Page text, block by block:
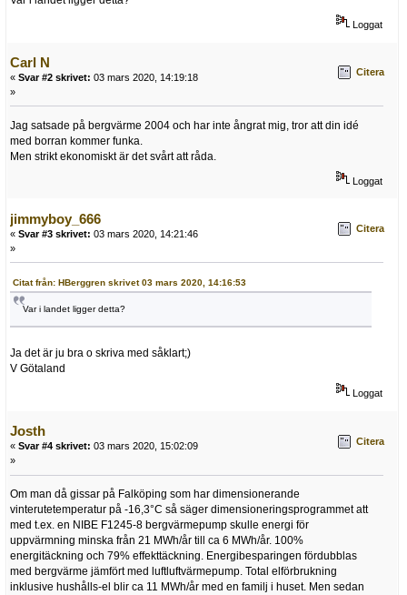
Loggat
Carl N
« Svar #2 skrivet: 03 mars 2020, 14:19:18
»
Citera
Jag satsade på bergvärme 2004 och har inte ångrat mig, tror att din idé
med borran kommer funka.
Men strikt ekonomiskt är det svårt att råda.
Loggat
jimmyboy_666
« Svar #3 skrivet: 03 mars 2020, 14:21:46
»
Citera
Citat från: HBerggren skrivet 03 mars 2020, 14:16:53
Var i landet ligger detta?
Ja det är ju bra o skriva med såklart;)
V Götaland
Loggat
Josth
« Svar #4 skrivet: 03 mars 2020, 15:02:09
»
Citera
Om man då gissar på Falköping som har dimensionerande
vinterutetemperatur på -16,3°C så säger dimensioneringsprogrammet att
med t.ex. en NIBE F1245-8 bergvärmepump skulle energi för
uppvärmning minska från 21 MWh/år till ca 6 MWh/år. 100%
energitäckning och 79% effekttäckning. Energibesparingen fördubblas
med bergvärme jämfört med luftluftvärmepump. Total elförbrukning
inklusive hushålls-el blir ca 11 MWh/år med en familj i huset. Men sedan